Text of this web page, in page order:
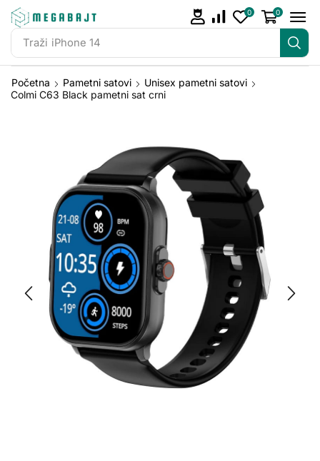
Traži JBL Go 2
0 0
Početna Pametni satovi
Unisex pametni satovi
Colmi C63 Black pametni sat crni